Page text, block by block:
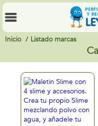
Inicio Listado marcas